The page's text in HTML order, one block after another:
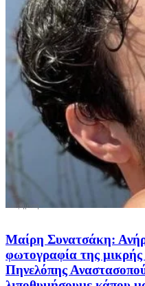
Μαίρη Συνατσάκη:
φωτογραφία της
Πηνελόπης